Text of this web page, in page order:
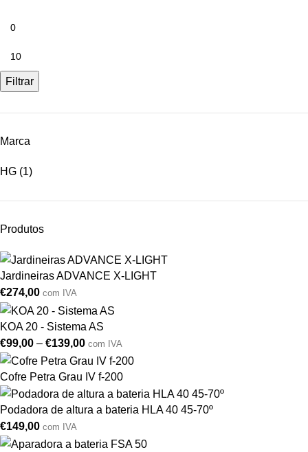
Filtrar
Marca
HG (1)
Produtos
Jardineiras ADVANCE X-LIGHT
€274,00 com IVA
KOA 20 - Sistema AS
€99,00 – €139,00 com IVA
Cofre Petra Grau IV f-200
Podadora de altura a bateria HLA 40 45-70º
€149,00 com IVA